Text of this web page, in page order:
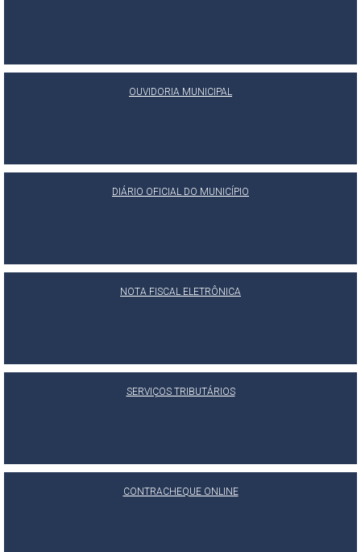
OUVIDORIA MUNICIPAL
DIÁRIO OFICIAL DO MUNICÍPIO
NOTA FISCAL ELETRÔNICA
SERVIÇOS TRIBUTÁRIOS
CONTRACHEQUE ONLINE